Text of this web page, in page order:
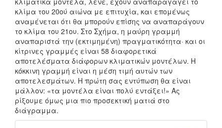
κλίμα του 20ού αιώνα με επιτυχία, και επομένως
αναμένεται ότι θα μπορούν επίσης να αναπαράγουν
το κλίμα του 21ου. Στο Σχήμα, η μαύρη γραμμή
αναπαριστά την (εκτιμημένη) πραγματικότητα· και οι
κίτρινες γραμμές είναι 58 διαφορετικά
αποτελέσματα διάφορων κλιματικών μοντέλων. Η
κόκκινη γραμμή είναι η μέση τιμή αυτών των
αποτελεσμάτων. Η πρώτη σας εντύπωση θα είναι
μάλλον: «τα μοντέλα είναι πολύ εντάξει!» Ας
ρίξουμε όμως μια πιο προσεκτική ματιά στο
διάγραμμα.